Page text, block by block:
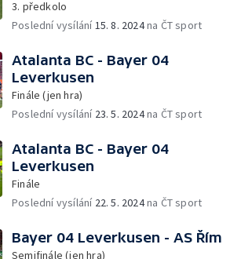
3. předkolo
Poslední vysílání15. 8. 2024na ČT sport
Atalanta BC - Bayer 04
Leverkusen
Finále (jen hra)
Poslední vysílání 23. 5. 2024na ČT sport
Atalanta BC - Bayer 04
Leverkusen
Finále
Poslední vysílání 22. 5. 2024na ČT sport
Bayer 04 Leverkusen - AS Řím
Semifinále (jen hra)